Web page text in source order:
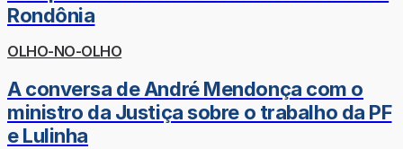
Rondônia
OLHO-NO-OLHO
A conversa de André Mendonça com o
ministro da Justiça sobre o trabalho da PF
e Lulinha